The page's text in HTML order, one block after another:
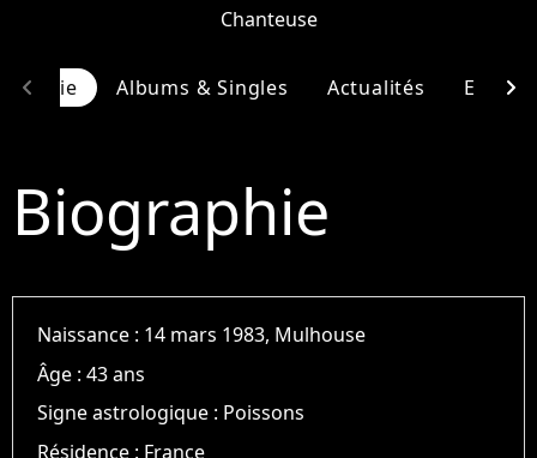
Chanteuse
Albums & Singles Actualités
chevron_left chevron_right
Biographie
Naissance : 14 mars 1983, Mulhouse
Âge :43 ans
Signe astrologique : Poissons
Résidence : France